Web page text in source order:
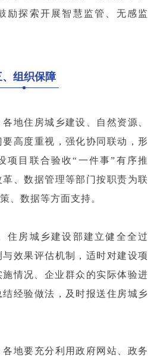
励探索开展智慧监管、无感监
、组织保障
各地住房城乡建设、自然资源、
高度重视，强化协同联动，形
项目联合验收“一件事”有序推
、数据管理等部门按职责为联
、数据等方面支持。
住房城乡建设部建立健全全过
效果评估机制，适时对建设项
施情况、企业群众的实际体验进
经验做法，及时报送住房城乡
各地要充分利用政府网站、政务